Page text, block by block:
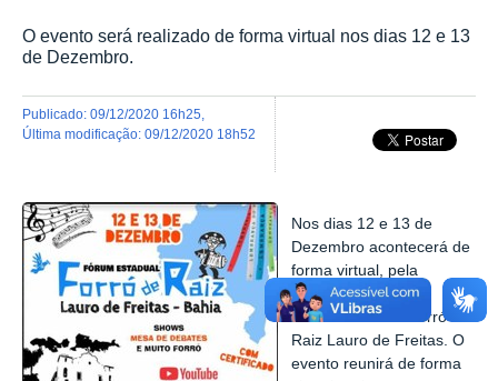
O evento será realizado de forma virtual nos dias 12 e 13
de Dezembro.
publicado: 09/12/2020 16h25
última modificação: 09/12/2020 18h52
Nos dias 12 e 13 de
Dezembro acontecerá de
forma virtual, pela
plataforma Zoom, o
Fórum Estadual Forró de
Raiz Lauro de Freitas. O
evento reunirá de forma